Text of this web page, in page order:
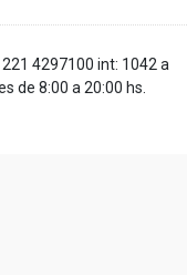
221 4297100 int: 1042 a
de 8:00 a 20:00 hs.